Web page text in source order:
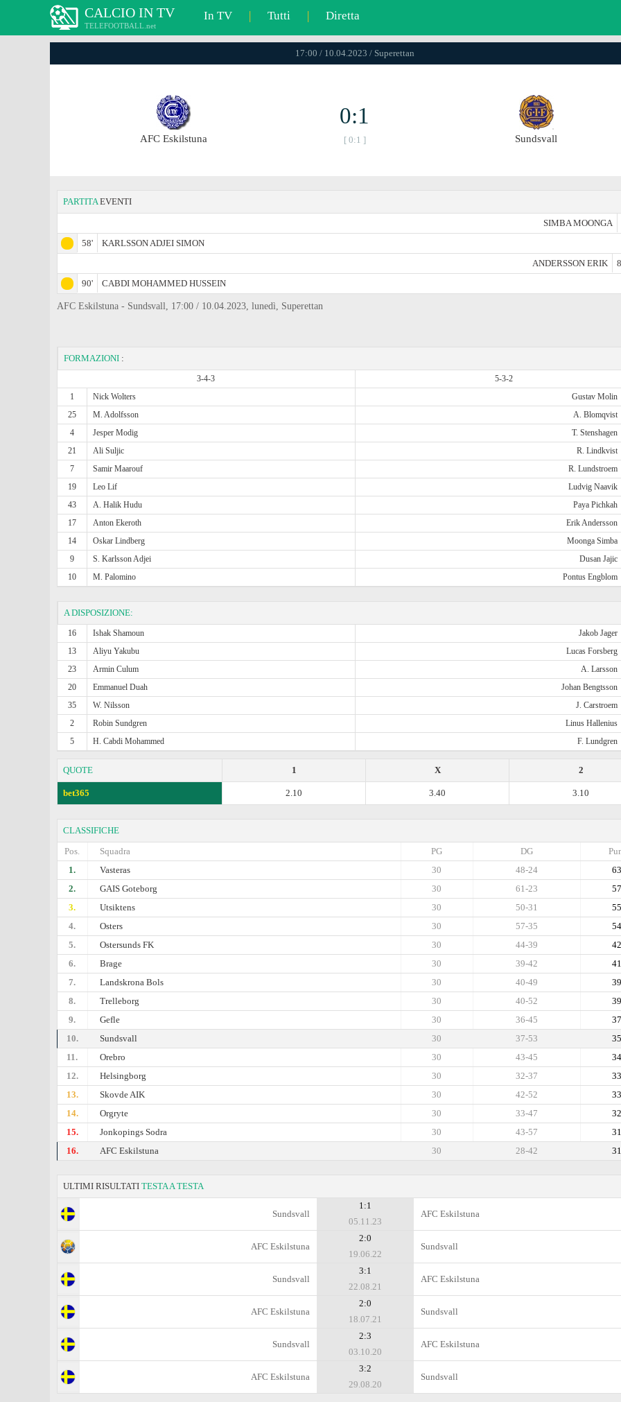
CALCIO IN TV
TELEFOOTBALL.net
In TV | Tutti | Diretta
17:00 / 10.04.2023 / Superettan
AFC Eskilstuna
0:1
[ 0:1 ] Sundsvall
PARTITAEVENTI
SIMBA MOONGA
58'
KARLSSON ADJEI SIMON
ANDERSSON ERIK
90'
CABDI MOHAMMED HUSSEIN
AFC Eskilstuna - Sundsvall, 17:00 / 10.04.2023, lunedì, Superettan
FORMAZIONI :
3-4-3
5-3-2
1
Nick Wolters Gustav Molin
25
M. Adolfsson A. Blomqvist
4
Jesper Modig T. Stenshagen
21
Ali Suljic R. Lindkvist
7
Samir Maarouf R. Lundstroem
19
Leo Lif Ludvig Naavik
43
A. Halik Hudu Paya Pichkah
17
Anton Ekeroth Erik Andersson
14
Oskar Lindberg Moonga Simba
9
S. Karlsson Adjei Dusan Jajic
10
M. Palomino Pontus Engblom
A DISPOSIZIONE:
16 Ishak Shamoun Jakob Jager
13
Aliyu Yakubu Lucas Forsberg
23
Armin Culum A. Larsson
20
Emmanuel Duah Johan Bengtsson
35
W. Nilsson J. Carstroem
2
Robin Sundgren Linus Hallenius
5
H. Cabdi Mohammed F. Lundgren
QUOTE 2
X
1
bet365 3.10
3.40
2.10
CLASSIFICHE
Pos.
Squadra DG
PG
1.
Vasteras 63
48-24
30
2.
GAIS Goteborg 57
61-23
30
3.
Utsiktens 55
50-31
30
4.
Osters 54
57-35
30
5.
Ostersunds FK 42
44-39
30
6.
Brage 41
39-42
30
7.
Landskrona Bols 39
40-49
30
8.
Trelleborg 39
40-52
30
9.
Gefle 37
36-45
30
10.
Sundsvall 35
37-53
30
11.
Orebro 34
43-45
30
12.
Helsingborg 33
32-37
30
13.
Skovde AIK 33
42-52
30
14.
Orgryte 32
33-47
30
15.
Jonkopings Sodra 31
43-57
30
16.
AFC Eskilstuna 31
28-42
30
ULTIMI RISULTATI TESTA A TESTA
Sundsvall
1:1
05.11.23
AFC Eskilstuna
AFC Eskilstuna
2:0
19.06.22
Sundsvall
Sundsvall
3:1
22.08.21
AFC Eskilstuna
AFC Eskilstuna
2:0
18.07.21
Sundsvall
Sundsvall
2:3
03.10.20
AFC Eskilstuna
AFC Eskilstuna
3:2
29.08.20
Sundsvall